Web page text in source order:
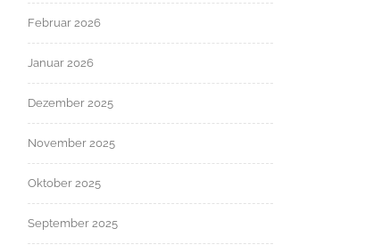
Februar 2026
Januar 2026
Dezember 2025
November 2025
Oktober 2025
September 2025